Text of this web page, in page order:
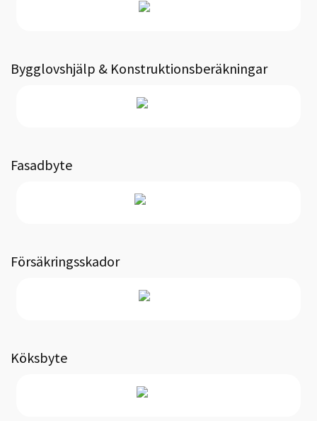
Bygglovshjälp & Konstruktionsberäkningar
Fasadbyte
Försäkringsskador
Köksbyte